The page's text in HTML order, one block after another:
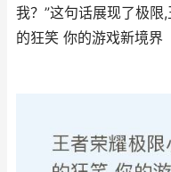
我？”这句话展现了极限
的狂笑 你的游戏新境界